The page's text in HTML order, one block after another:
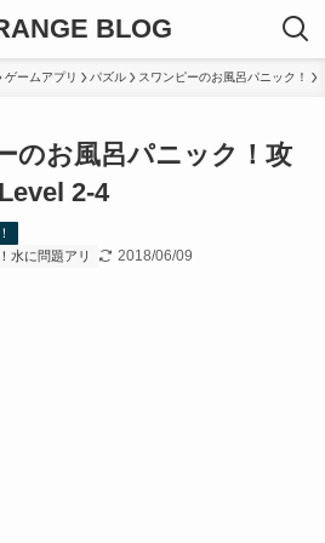
BLOG
ゲームアプリ パズル スワンピーのお風呂パニック！
のお風呂パニック！攻
2-4
水に問題アリ
2018/06/09